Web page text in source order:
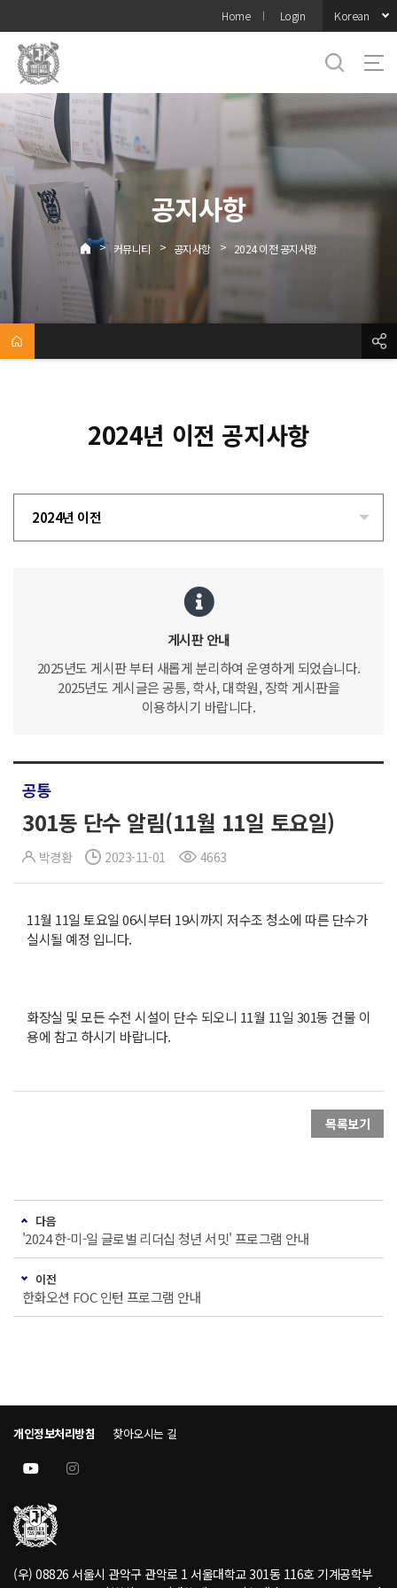
메뉴
Home Login Korean
공지사항
> 커뮤니티 > 공지사항 > 2024 이전 공지사항
2024년 이전 공지사항
2024년 이전
게시판 안내
2025년도 게시판 부터 새롭게 분리하여 운영하게 되었습니다.
2025년도 게시글은 공통, 학사, 대학원, 장학 게시판을
이용하시기 바랍니다.
공통
301동 단수 알림(11월 11일 토요일)
박경환 2023-11-01 4663
11월 11일 토요일 06시부터 19시까지 저수조 청소에 따른 단수가
실시될 예정 입니다.
화장실 및 모든 수전 시설이 단수 되오니 11월 11일 301동 건물 이
용에 참고 하시기 바랍니다.
목록보기
다음
'2024 한-미-일 글로벌 리더십 청년 서밋' 프로그램 안내
이전
한화오션 FOC 인턴 프로그램 안내
개인정보처리방침 찾아오시는 길
(우) 08826 서울시 관악구 관악로 1 서울대학교 301동 116호 기계공학부